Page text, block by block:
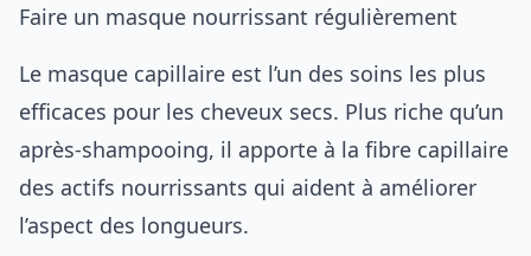
Faire un masque nourrissant régulièrement
Le masque capillaire est l’un des soins les plus
efficaces pour les cheveux secs. Plus riche qu’un
après-shampooing, il apporte à la fibre capillaire
des actifs nourrissants qui aident à améliorer
l’aspect des longueurs.